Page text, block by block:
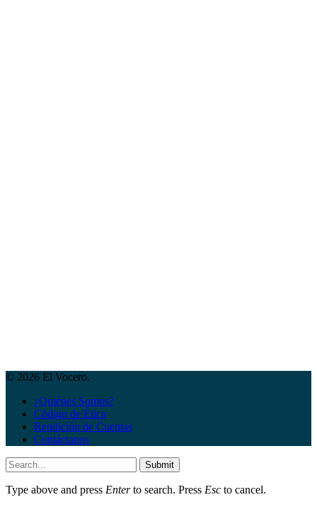
© 2026 El Vocero.
¿Quiénes Somos?
Código de Ética
Rendición de Cuentas
Contáctanos
Submit
Type above and press Enterto search. Press Esc to cancel.